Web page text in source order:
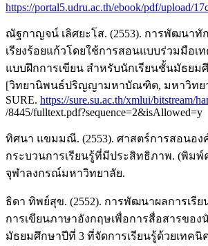
https://portal5.udru.ac.th/ebook/pdf/upload/
ณัฐกาญจน์ เลิศยะโส. (2553). การพัฒนาทั
เรียงร้อยแก้วโดยใช้การสอนแบบร่วมมือเ
แบบฝึกการเขียน สำหรับนักเรียนชั้นมัธยม
[วิทยานิพนธ์ปริญญามหาบัณฑิต, มหาวิทย
SURE. https://sure.su.ac.th/xmlui/bitstream/
/8445/fulltext.pdf?sequence=2&isAllowed=y
ทิศนา แขมมณี. (2553). ศาสตร์การสอนอง
กระบวนการเรียนรู้ที่มีประสิทธิภาพ. (พิมพ์
จุฬาลงกรณ์มหาวิทยาลัย.
ธิดา ทิพย์สุข. (2552). การพัฒนาผลการเรี
การเขียนภาษาอังกฤษเพื่อการสื่อสารของ
มัธยมศึกษาปีที่ 3 ที่จัดการเรียนรู้ด้วยเทคนิ